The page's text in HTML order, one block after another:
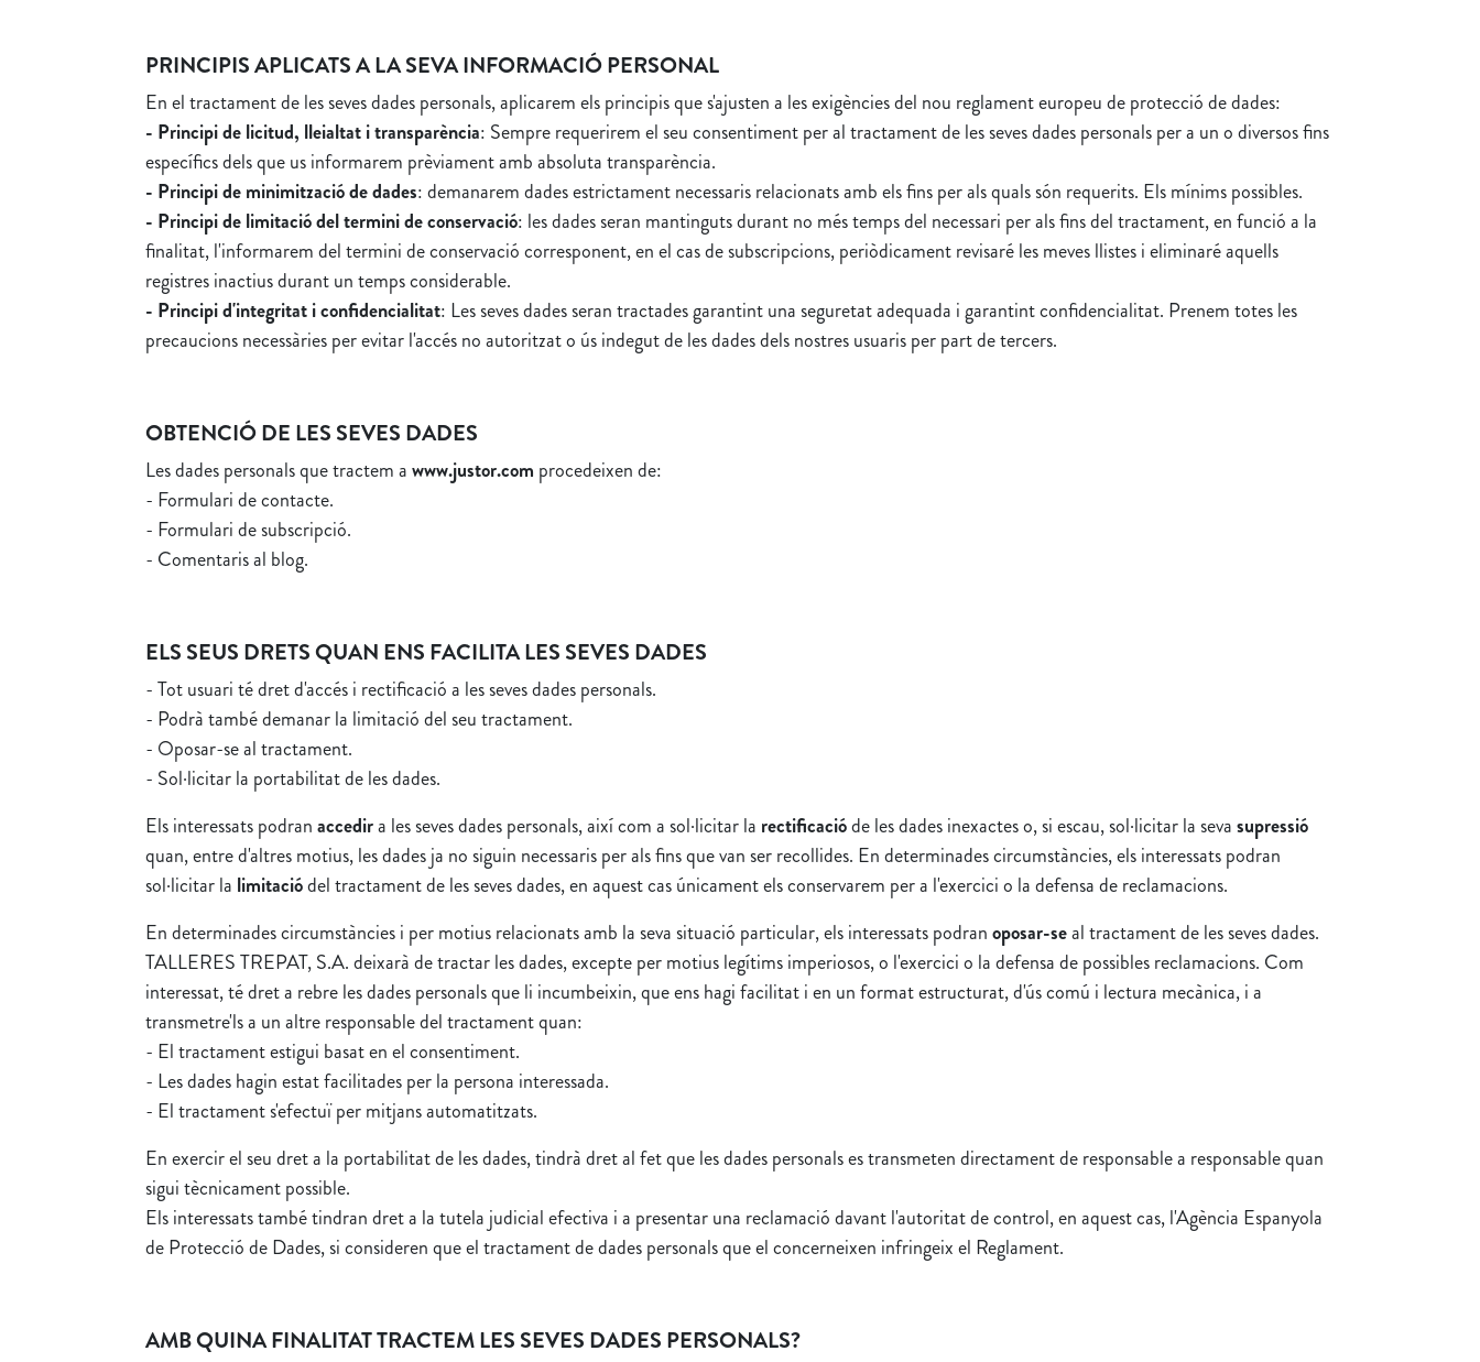
PRINCIPIS APLICATS A LA SEVA INFORMACIÓ PERSONAL
En el tractament de les seves dades personals, aplicarem els principis que s'ajusten a les exigències del nou reglament europeu de protecció de dades:
- Principi de licitud, lleialtat i transparència: Sempre requerirem el seu consentiment per al tractament de les seves dades personals per a un o diversos fins
específics dels que us informarem prèviament amb absoluta transparència.
- Principi de minimització de dades: demanarem dades estrictament necessaris relacionats amb els fins per als quals són requerits. Els mínims possibles.
- Principi de limitació del termini de conservació: les dades seran mantinguts durant no més temps del necessari per als fins del tractament, en funció a la
finalitat, l'informarem del termini de conservació corresponent, en el cas de subscripcions, periòdicament revisaré les meves llistes i eliminaré aquells
registres inactius durant un temps considerable.
- Principi d'integritat i confidencialitat: Les seves dades seran tractades garantint una seguretat adequada i garantint confidencialitat. Prenem totes les
precaucions necessàries per evitar l'accés no autoritzat o ús indegut de les dades dels nostres usuaris per part de tercers.
OBTENCIÓ DE LES SEVES DADES
Les dades personals que tractem awww.justor.com procedeixen de:
- Formulari de contacte.
- Formulari de subscripció.
- Comentaris al blog.
ELS SEUS DRETS QUAN ENS FACILITA LES SEVES DADES
- Tot usuari té dret d'accés i rectificació a les seves dades personals.
- Podrà també demanar la limitació del seu tractament.
- Oposar-se al tractament.
- Sol·licitar la portabilitat de les dades.
Els interessats podranaccedira les seves dades personals, així com a sol·licitar la rectificacióde les dades inexactes o, si escau, sol·licitar la sevasupressió
quan, entre d'altres motius, les dades ja no siguin necessaris per als fins que van ser recollides. En determinades circumstàncies, els interessats podran
sol·licitar la limitaciódel tractament de les seves dades, en aquest cas únicament els conservarem per a l'exercici o la defensa de reclamacions.
En determinades circumstàncies i per motius relacionats amb la seva situació particular, els interessats podranoposar-seal tractament de les seves dades.
TALLERES TREPAT, S.A. deixarà de tractar les dades, excepte per motius legítims imperiosos, o l'exercici o la defensa de possibles reclamacions. Com
interessat, té dret a rebre les dades personals que li incumbeixin, que ens hagi facilitat i en un format estructurat, d'ús comú i lectura mecànica, i a
transmetre'ls a un altre responsable del tractament quan:
- El tractament estigui basat en el consentiment.
- Les dades hagin estat facilitades per la persona interessada.
- El tractament s'efectuï per mitjans automatitzats.
En exercir el seu dret a la portabilitat de les dades, tindrà dret al fet que les dades personals es transmeten directament de responsable a responsable quan
sigui tècnicament possible.
Els interessats també tindran dret a la tutela judicial efectiva i a presentar una reclamació davant l'autoritat de control, en aquest cas, l'Agència Espanyola
de Protecció de Dades, si consideren que el tractament de dades personals que el concerneixen infringeix el Reglament.
AMB QUINA FINALITAT TRACTEM LES SEVES DADES PERSONALS?